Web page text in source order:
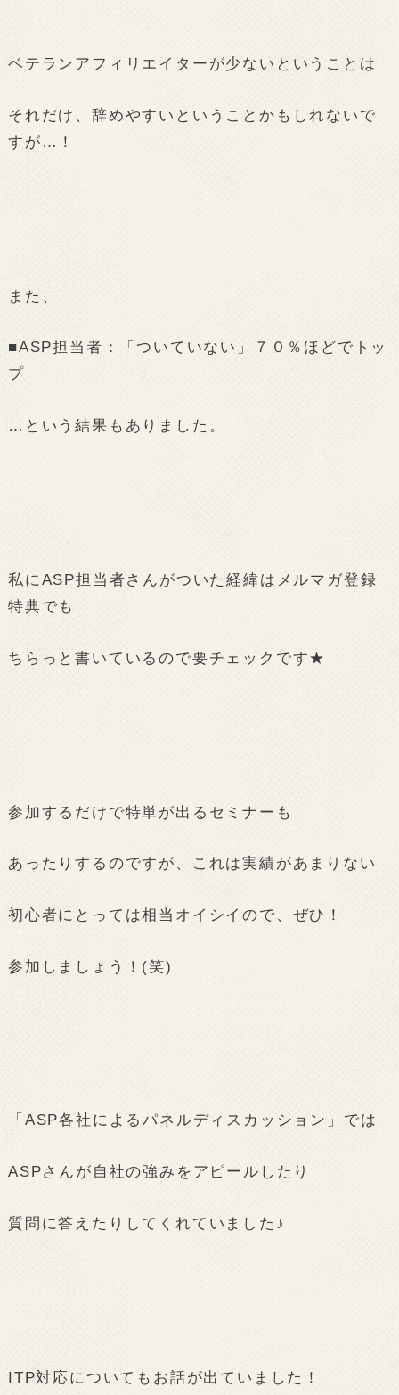
ベテランアフィリエイターが少ないということは
それだけ、辞めやすいということかもしれないで
すが…！
また、
■ASP担当者：「ついていない」７０％ほどでトッ
プ
…という結果もありました。
私にASP担当者さんがついた経緯はメルマガ登録
特典でも
ちらっと書いているので要チェックです★
参加するだけで特単が出るセミナーも
あったりするのですが、これは実績があまりない
初心者にとっては相当オイシイので、ぜひ！
参加しましょう！(笑)
「ASP各社によるパネルディスカッション」では
ASPさんが自社の強みをアピールしたり
質問に答えたりしてくれていました♪
ITP対応についてもお話が出ていました！